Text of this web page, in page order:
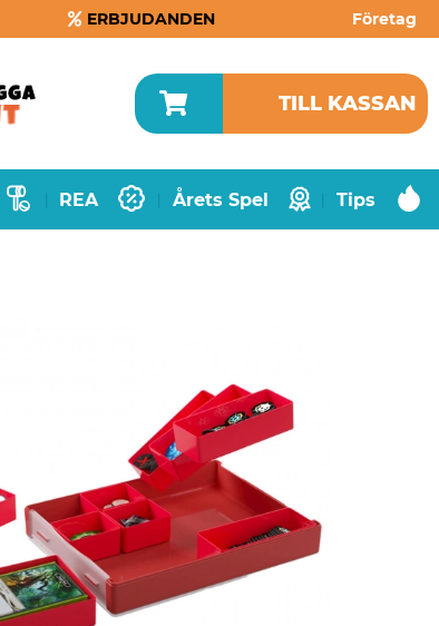
ERBJUDANDEN Företag
TILL KASSAN
REA Årets Spel Tips